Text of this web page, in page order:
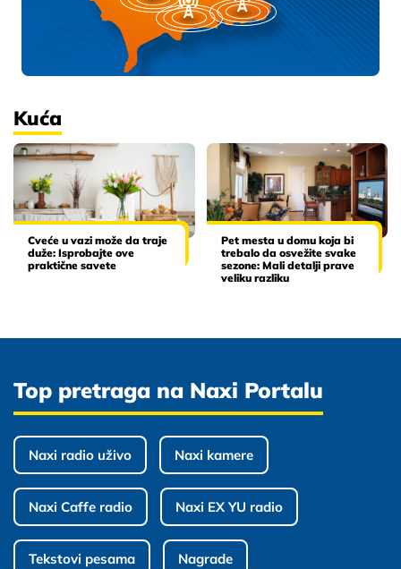
Kuća
Cveće u vazi može da traje
duže: Isprobajte ove
praktične savete
Pet mesta u domu koja bi
trebalo da osvežite svake
sezone: Mali detalji prave
veliku razliku
Top pretraga na Naxi Portalu
Naxi radio uživo Naxi kamere
Naxi Caffe radio Naxi EX YU radio
Tekstovi pesama Nagrade